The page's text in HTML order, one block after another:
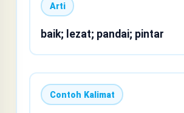
Arti
baik; lezat; pandai; pintar
Contoh Kalimat